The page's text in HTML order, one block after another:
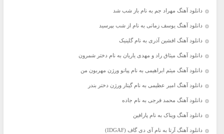
دانلود آهنگ مهراد جم به نام باز شب شد
دانلود آهنگ یوسف زمانی به نام از شب بپرسید
دانلود آهنگ افشین آذری به نام گلینیک
دانلود آهنگ میثاق راد و مهدی یاریان به نام دختر شمرون
دانلود آهنگ میثم ابراهیمی به نام پیانو ورژن مهربون من
دانلود آهنگ امیر عظیمی به نام گیتار ورژن دختر بندر
دانلود آهنگ محمد فرجی به نام جاده
دانلود آهنگ ویناک به نام پارافین
دانلود آهنگ آرتا به نام آی دی گاف (IDGAF)